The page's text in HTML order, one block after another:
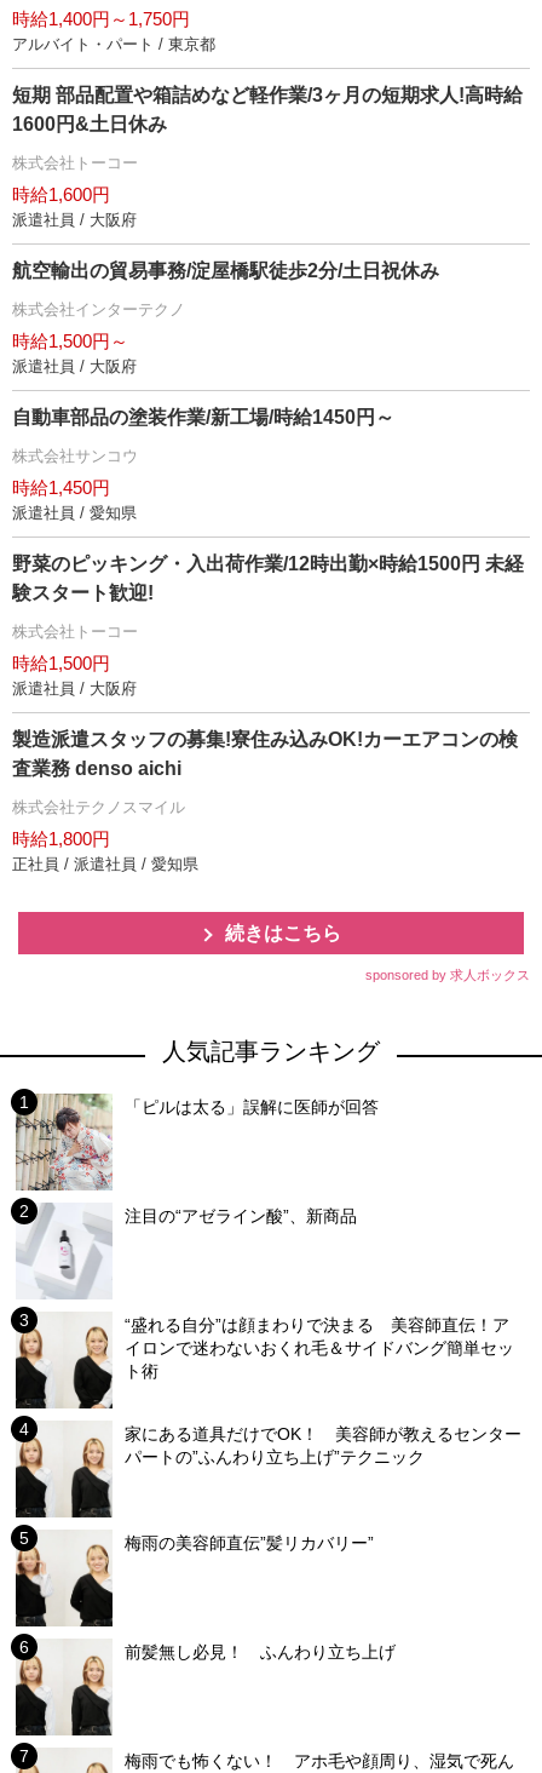
時給1,400円～1,750円
アルバイト・パート / 東京都
短期 部品配置や箱詰めなど軽作業/3ヶ月の短期求人!高時給
1600円&土日休み
株式会社トーコー
時給1,600円
派遣社員 / 大阪府
航空輸出の貿易事務/淀屋橋駅徒歩2分/土日祝休み
株式会社インターテクノ
時給1,500円～
派遣社員 / 大阪府
自動車部品の塗装作業/新工場/時給1450円～
株式会社サンコウ
時給1,450円
派遣社員 / 愛知県
野菜のピッキング・入出荷作業/12時出勤×時給1500円 未経
験スタート歓迎!
株式会社トーコー
時給1,500円
派遣社員 / 大阪府
製造派遣スタッフの募集!寮住み込みOK!カーエアコンの検
査業務 denso aichi
株式会社テクノスマイル
時給1,800円
正社員 / 派遣社員 / 愛知県
続きはこちら
sponsored by 求人ボックス
人気記事ランキング
「ピルは太る」誤解に医師が回答
注目の“アゼライン酸”、新商品
“盛れる自分”は顔まわりで決まる 美容師直伝！ア
イロンで迷わないおくれ毛＆サイドバング簡単セッ
ト術
家にある道具だけでOK！ 美容師が教えるセンター
パートの”ふんわり立ち上げ”テクニック
梅雨の美容師直伝”髪リカバリー”
前髪無し必見！ ふんわり立ち上げ
梅雨でも怖くない！ アホ毛や顔周り、湿気で死ん